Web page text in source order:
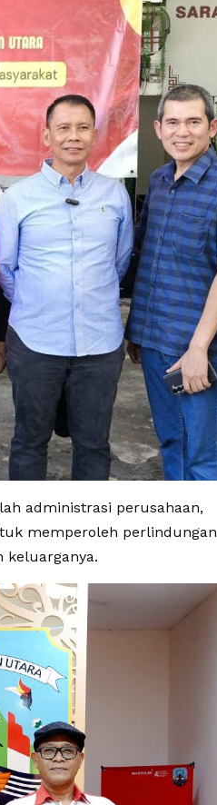
administrasi perusahaan,
memperoleh perlindungan
keluarganya.